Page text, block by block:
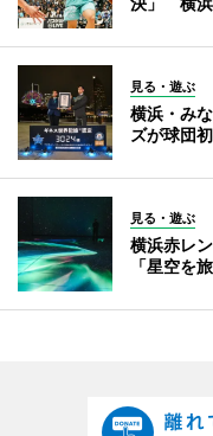
見る・遊ぶ
横浜・み
ズが球団
見る・遊ぶ
横浜赤レ
「星空を